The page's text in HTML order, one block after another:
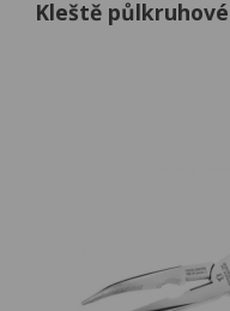
Kleště půlkruhové